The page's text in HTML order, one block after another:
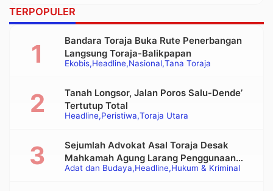
TERPOPULER
Ekobis Headline Nasional Tana Toraja
Bandara Toraja Buka Rute Penerbangan
Langsung Toraja-Balikpapan
Headline Peristiwa Toraja Utara
Tanah Longsor, Jalan Poros Salu-Dende’
Tertutup Total
Adat dan Budaya Headline Hukum & Kriminal
Sejumlah Advokat Asal Toraja Desak
Mahkamah Agung Larang Penggunaan
Alat Berat pada Eksekusi Rumah Adat